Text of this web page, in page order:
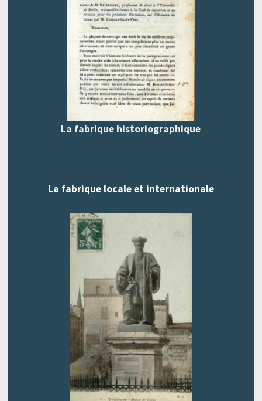
La fabrique historiographique
La fabrique locale et internationale